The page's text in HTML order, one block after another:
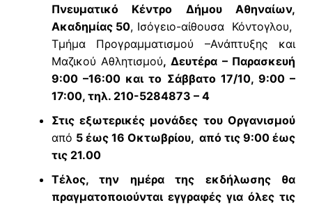
Πνευματικό Κέντρο Δήμου Αθηναίων,
Ακαδημίας 50, Ισόγειο-αίθουσα Κόντογλου,
Τμήμα Προγραμματισμού –Ανάπτυξης και
Μαζικού Αθλητισμού, Δευτέρα – Παρασκευή
9:00 –16:00 και το Σάββατο 17/10, 9:00 –
17:00, τηλ. 210-5284873 – 4
Στις εξωτερικές μονάδες του Οργανισμού
από 5 έως 16 Οκτωβρίου,από τις 9:00 έως
τις 21.00
Τέλος, την ημέρα της εκδήλωσης θα
πραγματοποιούνται εγγραφές για όλες τις